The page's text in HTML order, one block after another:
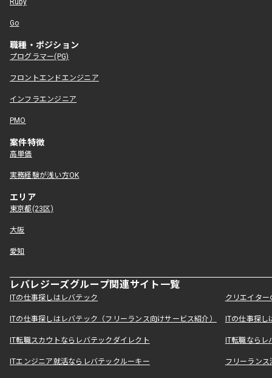
Ruby
Go
職種・ポジション
プログラマー(PG)
フロントエンドエンジニア
インフラエンジニア
PMO
案件特徴
高単価
実務経験が浅い方OK
エリア
東京都(23区)
大阪
愛知
レバレジーズグループ関連サイト一覧
ITの仕事探しはレバテック クリエイタ
ITの仕事探しはレバテック（フリーランス向けサービス紹介） ITの仕事探
IT転職スカウトならレバテックダイレクト IT転職なら
ITエンジニア就活ならレバテックルーキー フリーラン